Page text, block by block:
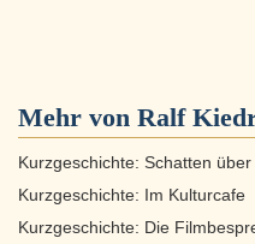
Mehr von Ralf
Kurzgeschichte: Schatten
Kurzgeschichte: Im Kulturcafe
Kurzgeschichte: Die